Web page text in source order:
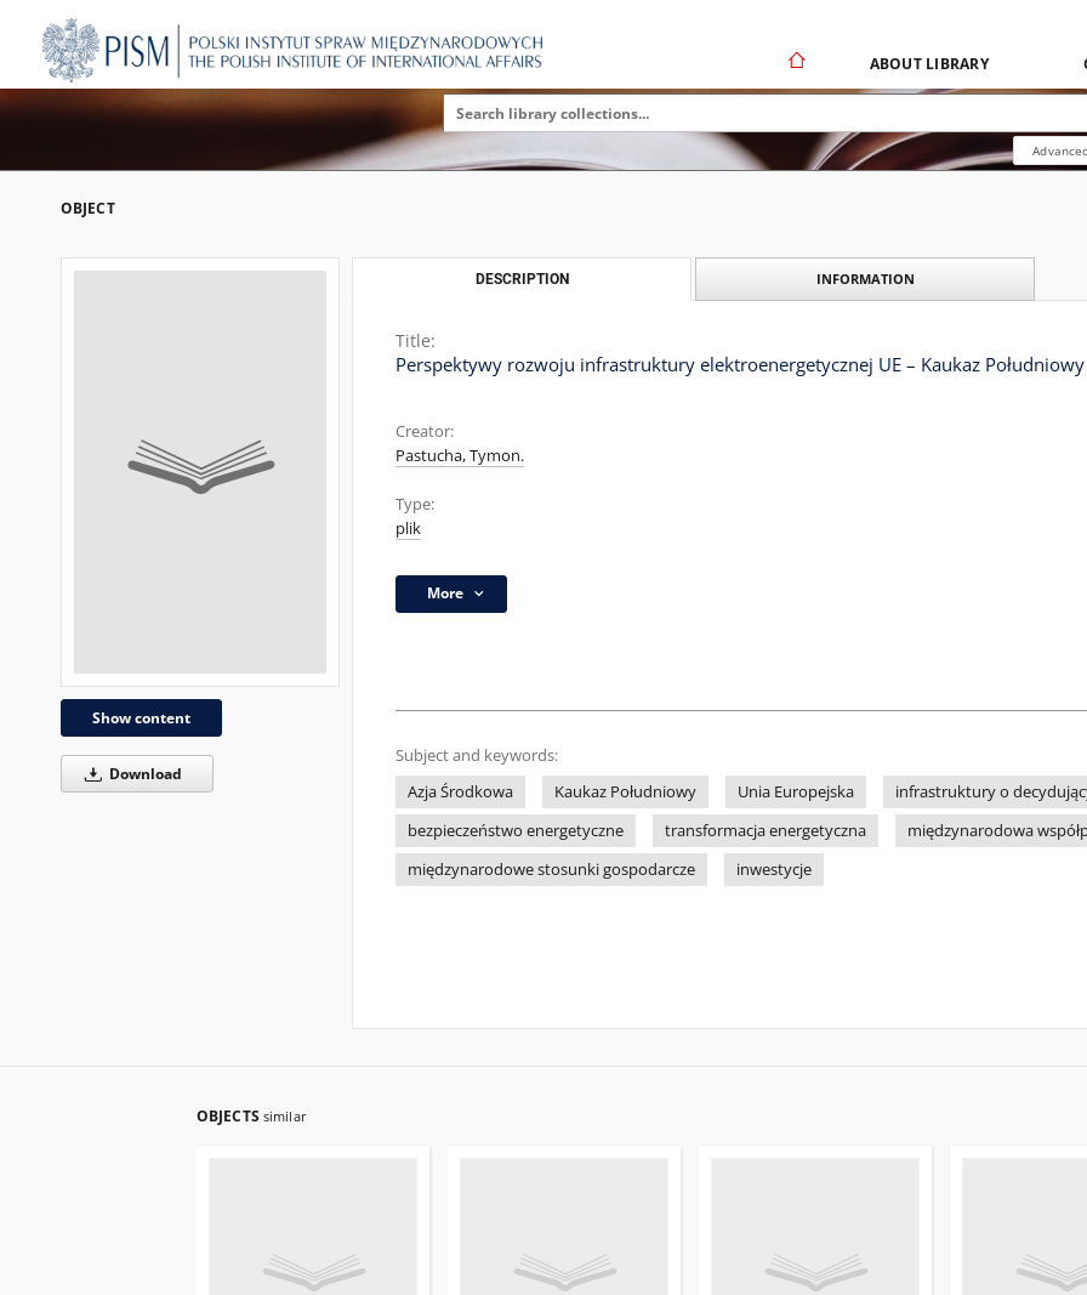
ABOUT LIBRARY
OBJECT
Show content
Download
DESCRIPTION INFORMATION
Title:
Perspektywy rozwoju infrastruktury elektroenergetycznej UE – Kaukaz
Creator:
Pastucha, Tymon.
Type:
plik
More
Subject and keywords:
Azja Środkowa
Kaukaz Południowy Unia Europejska
infrastruktury o
bezpieczeństwo energetyczne
transformacja energetyczna
międzynarodowa
międzynarodowe stosunki gospodarcze
inwestycje
OBJECTS similar